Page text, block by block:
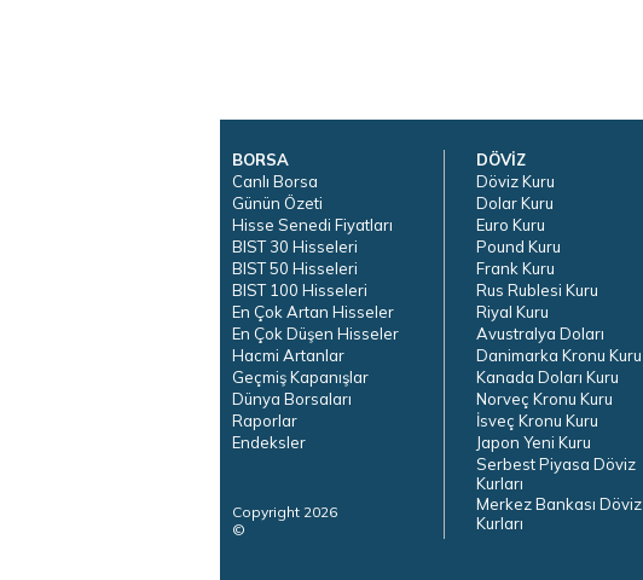
BORSA
Canlı Borsa
Günün Özeti
Hisse Senedi Fiyatları
BIST 30 Hisseleri
BIST 50 Hisseleri
BIST 100 Hisseleri
En Çok Artan Hisseler
En Çok Düşen Hisseler
Hacmi Artanlar
Geçmiş Kapanışlar
Dünya Borsaları
Raporlar
Endeksler
Copyright 2026
©
DÖVİZ
Döviz Kuru
Dolar Kuru
Euro Kuru
Pound Kuru
Frank Kuru
Rus Rublesi Kuru
Riyal Kuru
Avustralya Doları
Danimarka Kronu Kuru
Kanada Doları Kuru
Norveç Kronu Kuru
İsveç Kronu Kuru
Japon Yeni Kuru
Serbest Piyasa Döviz
Kurları
Merkez Bankası Döviz
Kurları